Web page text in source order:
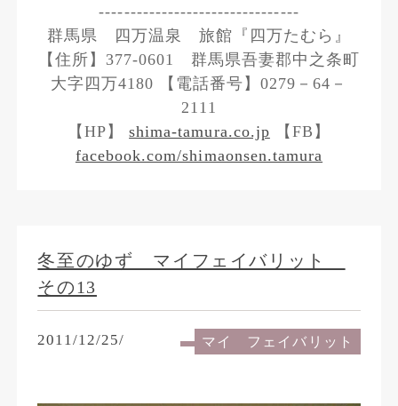
--------------------------------
群馬県 四万温泉 旅館『四万たむら』
【住所】377-0601 群馬県吾妻郡中之条町
大字四万4180 【電話番号】0279－64－
2111
【HP】shima-tamura.co.jp 【FB】
facebook.com/shimaonsen.tamura
冬至のゆず マイフェイバリット
その13
2011/12/25/ マイ フェイバリット